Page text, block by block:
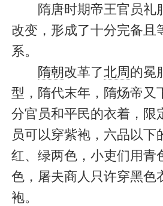
隋唐时期帝王官员礼
改变，形成了十分完备且
系。
隋朝改革了北周的冕
型，隋代末年，隋炀帝又
分官员和平民的衣着，限
员可以穿紫袍，六品以下
红、绿两色，小吏们用青
色，屠夫商人只许穿黑色
袍。